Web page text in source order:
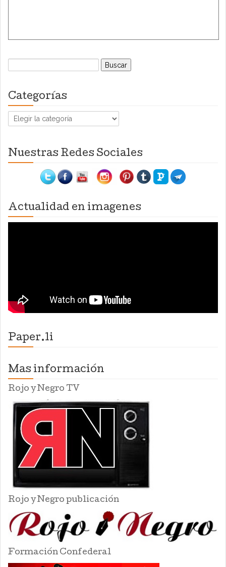
Buscar:
Categorías
Categorías
Nuestras Redes Sociales
Actualidad en imagenes
Paper.li
Mas información
Rojo y Negro TV
Rojo y Negro publicación
Formación Confederal